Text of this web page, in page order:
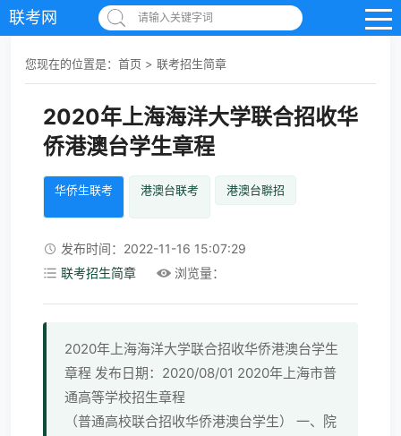
联考网 请输入关键字词
您现在的位置是： 首页 > 联考招生简章
2020年上海海洋大学联合招收华
侨港澳台学生章程
华侨生联考 港澳台联考 港澳台聨招
发布时间：2022-11-16 15:07:29
联考招生简章
浏览量：
2020年上海海洋大学联合招收华侨港澳台学生
章程 发布日期：2020/08/01 2020年上海市普
通高等学校招生章程
（普通高校联合招收华侨港澳台学生） 一、院